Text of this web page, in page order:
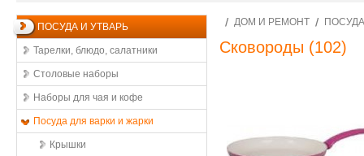
ПОСУДА И УТВАРЬ
Тарелки, блюдо, салатники
Столовые наборы
Наборы для чая и кофе
Посуда для варки и жарки
Крышки
ДОМ И РЕМОНТ
Сковороды (102)